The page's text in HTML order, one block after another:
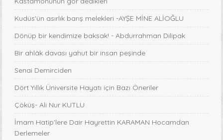
Kudüs'ün asırlık barış melekleri -AYŞE MİNE ALİOĞLU
Dönüp bir kendimize baksak! - Abdurrahman Dilipak
Bir ahlâk davası yahut bir insan peşinde
Senai Demirciden
Dört Yıllık Üniversite Hayatı için Bazı Öneriler
Çöküş- Ali Nur KUTLU
İmam Hatip'lere Dair Hayrettin KARAMAN Hocamdan
Derlemeler